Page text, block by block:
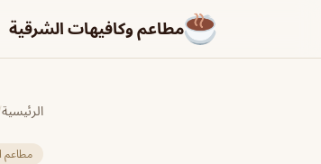
مطاعم وكافيهات الشرقية
الرئيسية
مطاعم